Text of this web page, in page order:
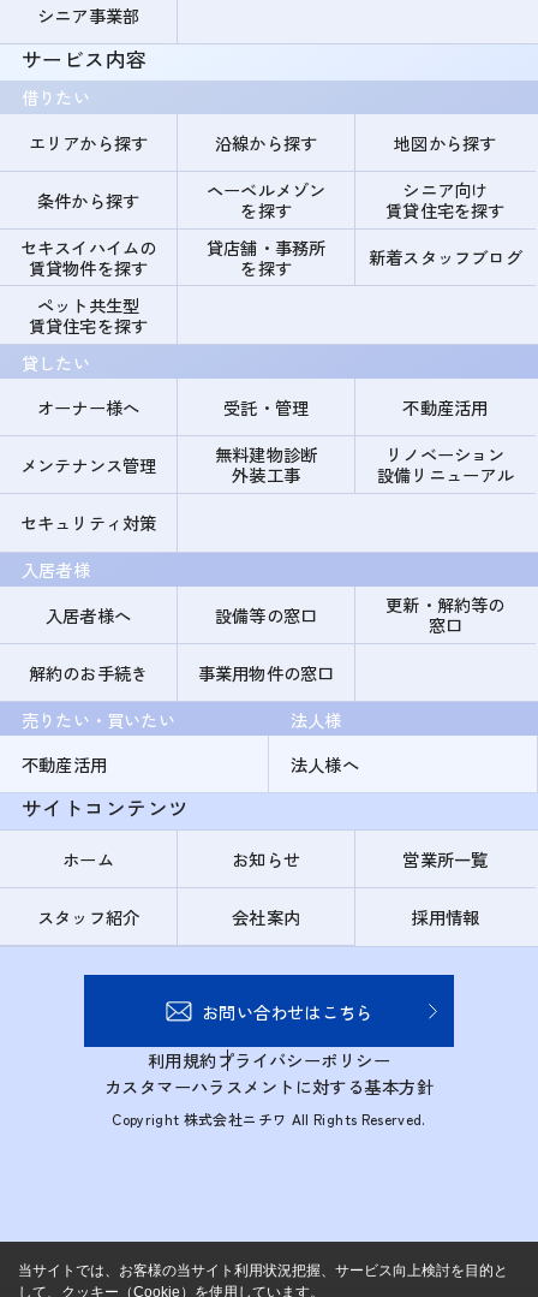
シニア事業部
サービス内容
借りたい
エリアから探す
沿線から探す 地図から探す
条件から探す
ヘーベルメゾン
を探す
シニア向け
賃貸住宅を探す
セキスイハイムの
賃貸物件を探す
貸店舗・事務所
を探す
新着スタッフブログ
ペット共生型
賃貸住宅を探す
貸したい
オーナー様へ
受託・管理 不動産活用
メンテナンス管理
無料建物診断
外装工事
リノベーション
設備リニューアル
セキュリティ対策
入居者様
入居者様へ
設備等の窓口
更新・解約等の
窓口
解約のお手続き
事業用物件の窓口
売りたい・買いたい
不動産活用
法人様
法人様へ
サイトコンテンツ
ホーム お知らせ 営業所一覧
スタッフ紹介 会社案内 採用情報
お問い合わせはこちら
利用規約プライバシーポリシー
カスタマーハラスメントに対する基本方針
Copyright 株式会社ニチワ All Rights Reserved.
当サイトでは、お客様の当サイト利用状況把握、サービス向上検討を目的と
して、クッキー（Cookie）を使用しています。